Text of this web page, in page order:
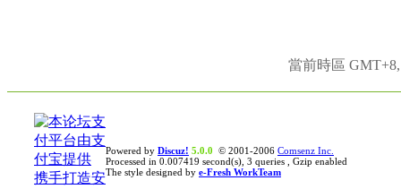
當前時區
Powered by Discuz! 5.0.0 © 2001-2006 Comsenz Inc.
Processed in 0.007419 second(s), 3 queries , Gzip enabled
The style designed by e-Fresh WorkTeam